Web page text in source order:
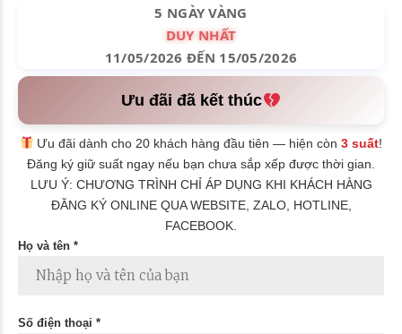
5 NGÀY VÀNG
DUY NHẤT
11/05/2026 ĐẾN 15/05/2026
Ưu đãi đã kết thúc
Ưu đãi dành cho 20 khách hàng đầu tiên — hiện còn3 suất!
Đăng ký giữ suất ngay nếu bạn chưa sắp xếp được thời gian.
LƯU Ý: CHƯƠNG TRÌNH CHỈ ÁP DỤNG KHI KHÁCH HÀNG
ĐĂNG KÝ ONLINE QUA WEBSITE, ZALO, HOTLINE,
FACEBOOK.
Họ và tên *
Số điện thoại *